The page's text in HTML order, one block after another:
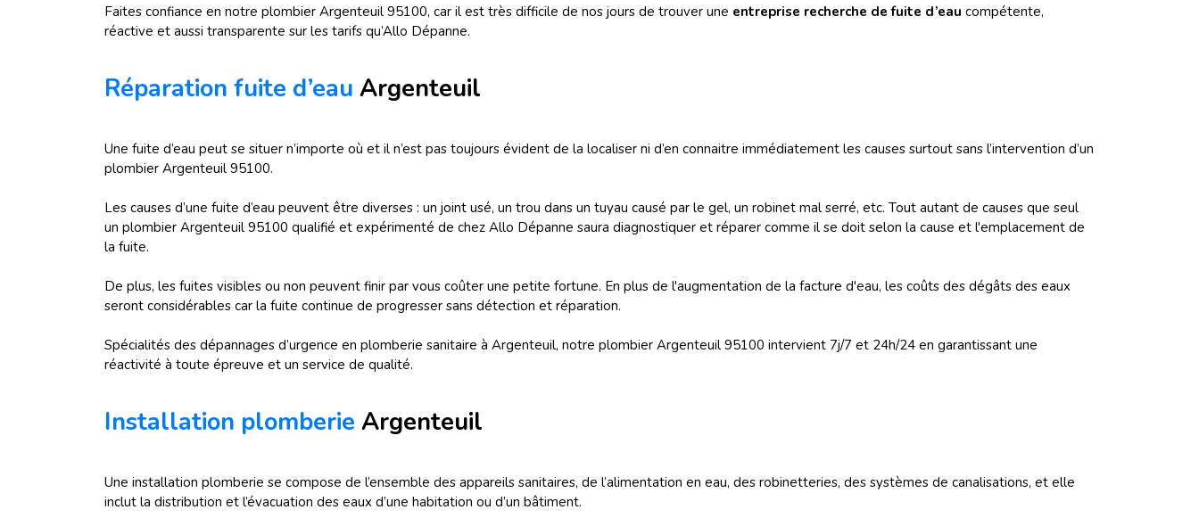
Faites confiance en notre plombier Argenteuil 95100, car il est très difficile de nos jours de trouver une entreprise recherche de fuite d’eau compétente,
réactive et aussi transparente sur les tarifs qu’Allo Dépanne.
Réparation fuite d’eau Argenteuil
Une fuite d’eau peut se situer n’importe où et il n’est pas toujours évident de la localiser ni d’en connaitre immédiatement les causes surtout sans l’intervention d’un
plombier Argenteuil 95100.
Les causes d’une fuite d’eau peuvent être diverses : un joint usé, un trou dans un tuyau causé par le gel, un robinet mal serré, etc. Tout autant de causes que seul
un plombier Argenteuil 95100 qualifié et expérimenté de chez Allo Dépanne saura diagnostiquer et réparer comme il se doit selon la cause et l'emplacement de
la fuite.
De plus, les fuites visibles ou non peuvent finir par vous coûter une petite fortune. En plus de l'augmentation de la facture d'eau, les coûts des dégâts des eaux
seront considérables car la fuite continue de progresser sans détection et réparation.
Spécialités des dépannages d’urgence en plomberie sanitaire à Argenteuil, notre plombier Argenteuil 95100 intervient 7j/7 et 24h/24 en garantissant une
réactivité à toute épreuve et un service de qualité.
Installation plomberie Argenteuil
Une installation plomberie se compose de l’ensemble des appareils sanitaires, de l’alimentation en eau, des robinetteries, des systèmes de canalisations, et elle
inclut la distribution et l’évacuation des eaux d’une habitation ou d’un bâtiment.